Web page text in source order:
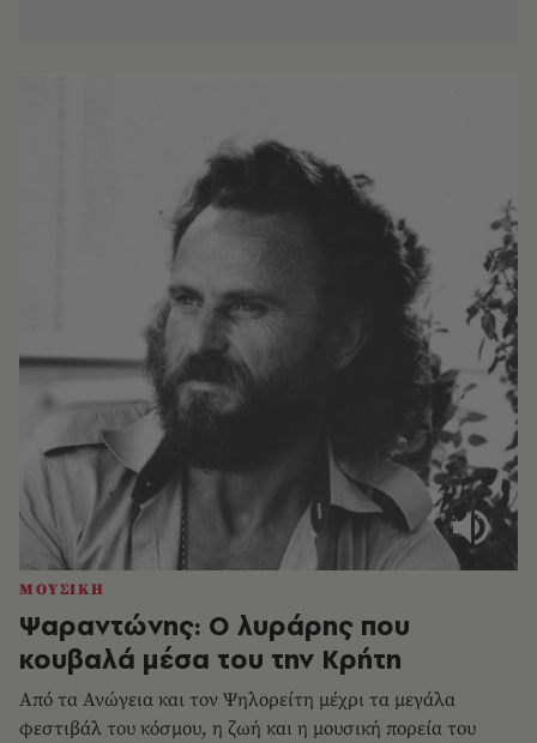
ΜΟΥΣΙΚΗ
Ψαραντώνης: Ο λυράρης που
κουβαλά μέσα του την Κρήτη
Από τα Ανώγεια και τον Ψηλορείτη μέχρι τα μεγάλα
φεστιβάλ του κόσμου, η ζωή και η μουσική πορεία του